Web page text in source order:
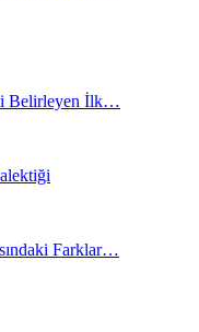
Belirleyen İlk…
Farklar…